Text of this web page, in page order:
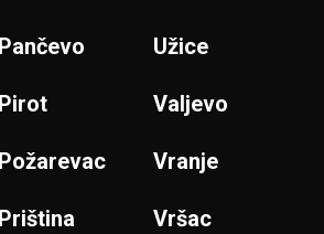
Pančevo
Pirot
Požarevac
Priština
Užice
Valjevo
Vranje
Vršac